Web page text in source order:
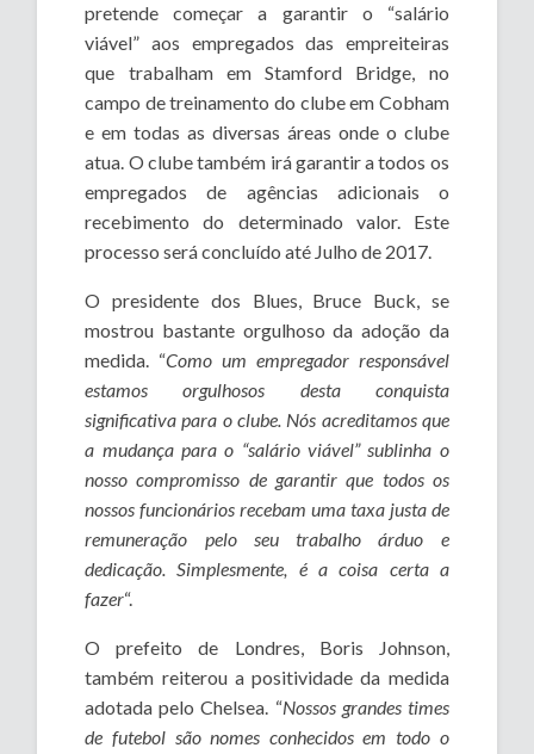
pretende começar a garantir o “salário
viável” aos empregados das empreiteiras
que trabalham em Stamford Bridge, no
campo de treinamento do clube em Cobham
e em todas as diversas áreas onde o clube
atua. O clube também irá garantir a todos os
empregados de agências adicionais o
recebimento do determinado valor. Este
processo será concluído até Julho de 2017.
O presidente dos Blues, Bruce Buck, se
mostrou bastante orgulhoso da adoção da
medida. “Como um empregador responsável
estamos orgulhosos desta conquista
significativa para o clube. Nós acreditamos que
a mudança para o “salário viável” sublinha o
nosso compromisso de garantir que todos os
nossos funcionários recebam uma taxa justa de
remuneração pelo seu trabalho árduo e
dedicação. Simplesmente, é a coisa certa a
fazer“.
O prefeito de Londres, Boris Johnson,
também reiterou a positividade da medida
adotada pelo Chelsea. “Nossos grandes times
de futebol são nomes conhecidos em todo o